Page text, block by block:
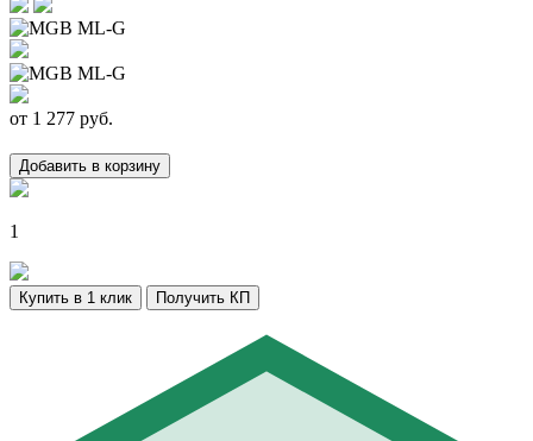
от 1 277 руб.
Добавить в корзину
1
Купить в 1 клик Получить КП